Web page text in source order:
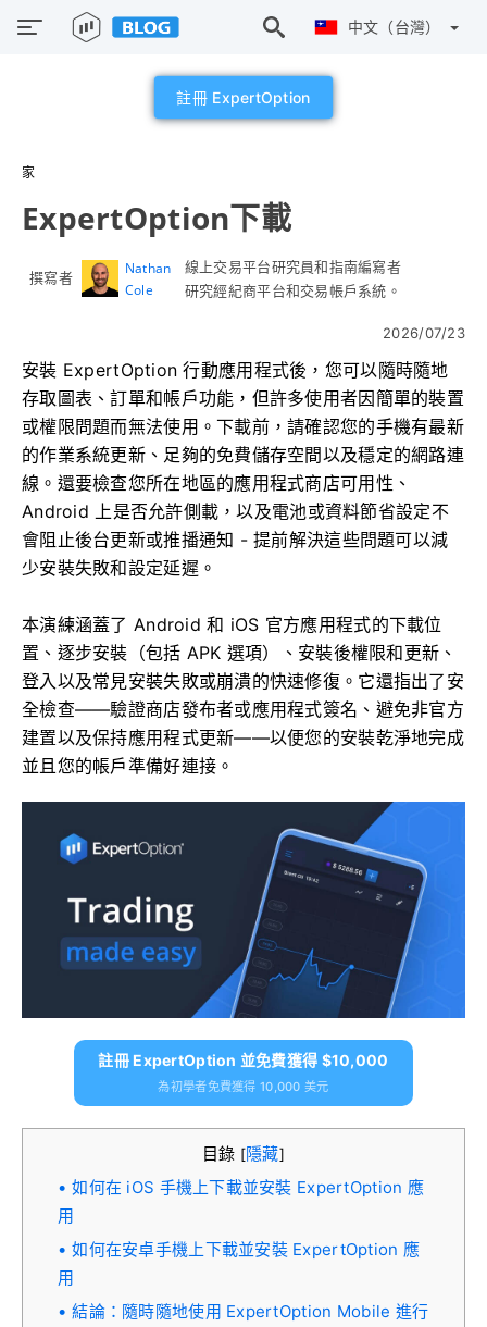
中文（台灣）
註冊 ExpertOption
家
ExpertOption下載
撰寫者
Nathan
Cole
線上交易平台研究員和指南編寫者
研究經紀商平台和交易帳戶系統。
2026/07/23
安裝 ExpertOption 行動應用程式後，您可以隨時隨地
存取圖表、訂單和帳戶功能，但許多使用者因簡單的裝置
或權限問題而無法使用。下載前，請確認您的手機有最新
的作業系統更新、足夠的免費儲存空間以及穩定的網路連
線。還要檢查您所在地區的應用程式商店可用性、
Android 上是否允許側載，以及電池或資料節省設定不
會阻止後台更新或推播通知 - 提前解決這些問題可以減
少安裝失敗和設定延遲。
本演練涵蓋了 Android 和 iOS 官方應用程式的下載位
置、逐步安裝（包括 APK 選項）、安裝後權限和更新、
登入以及常見安裝失敗或崩潰的快速修復。它還指出了安
全檢查——驗證商店發布者或應用程式簽名、避免非官方
建置以及保持應用程式更新——以便您的安裝乾淨地完成
並且您的帳戶準備好連接。
註冊 ExpertOption 並免費獲得 $10,000
為初學者免費獲得 10,000 美元
目錄 [隱藏]
如何在 iOS 手機上下載並安裝 ExpertOption 應
用
如何在安卓手機上下載並安裝 ExpertOption 應
用
結論：隨時隨地使用 ExpertOption Mobile 進行